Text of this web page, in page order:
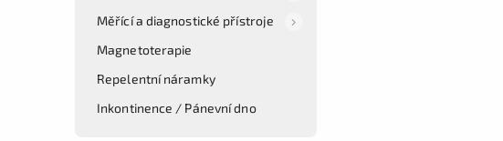
Měřící a diagnostické přístroje
Magnetoterapie
Repelentní náramky
Inkontinence / Pánevní dno